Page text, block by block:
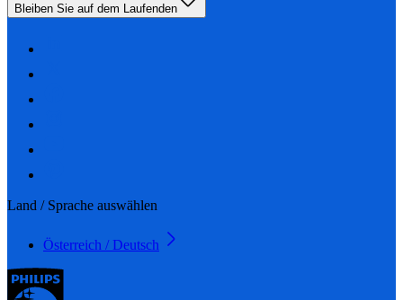
Bleiben Sie auf dem Laufenden
Land / Sprache auswählen
Österreich / Deutsch